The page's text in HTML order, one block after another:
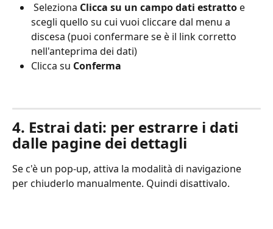
Seleziona Clicca su un campo dati estratto e
scegli quello su cui vuoi cliccare dal menu a
discesa (puoi confermare se è il link corretto
nell'anteprima dei dati)
Clicca su Conferma
4. Estrai dati: per estrarre i dati
dalle pagine dei dettagli
Se c'è un pop-up, attiva la modalità di navigazione
per chiuderlo manualmente. Quindi disattivalo.